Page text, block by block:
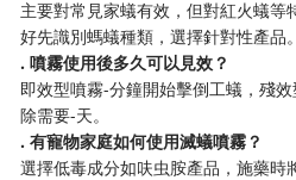
主要對常見家蟻有效，但對紅火蟻等
好先識別螞蟻種類，選擇針對性產品。
​. 噴霧使用後多久可以見效？​
即效型噴霧-分鐘開始擊倒工蟻，殘
除需要-天。
​. 有寵物家庭如何使用滅蟻噴霧？​
選擇低毒成分如呋虫胺產品，施藥時